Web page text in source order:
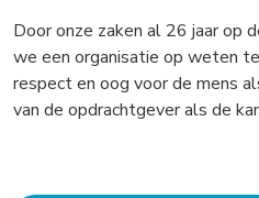
Door onze zaken al 26 jaar op
we een organisatie op weten
respect en oog voor de mens
van de opdrachtgever als de